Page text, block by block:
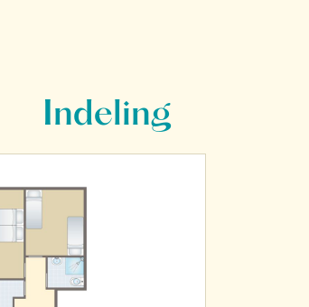
Indeling